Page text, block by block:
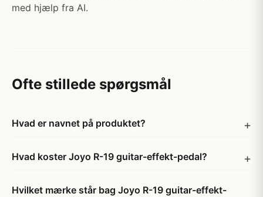
med hjælp fra AI.
Ofte stillede spørgsmål
Hvad er navnet på produktet?
Hvad koster Joyo R-19 guitar-effekt-pedal?
Hvilket mærke står bag Joyo R-19 guitar-effekt-